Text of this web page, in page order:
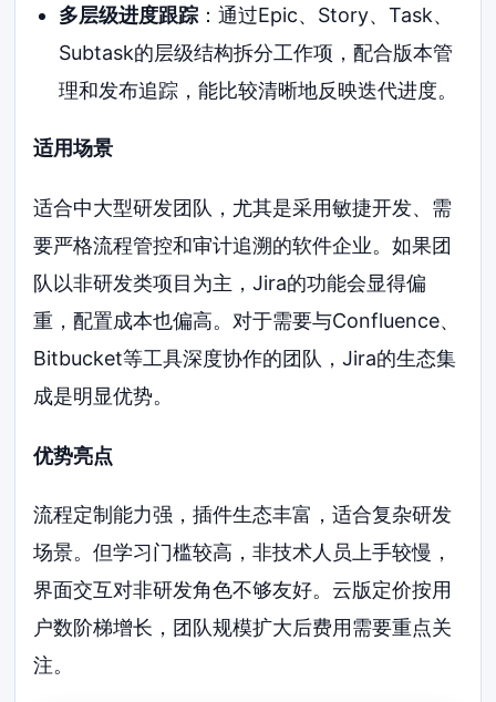
多层级进度跟踪：通过Epic、Story、Task、
Subtask的层级结构拆分工作项，配合版本管
理和发布追踪，能比较清晰地反映迭代进度。
适用场景
适合中大型研发团队，尤其是采用敏捷开发、需
要严格流程管控和审计追溯的软件企业。如果团
队以非研发类项目为主，Jira的功能会显得偏
重，配置成本也偏高。对于需要与Confluence、
Bitbucket等工具深度协作的团队，Jira的生态集
成是明显优势。
优势亮点
流程定制能力强，插件生态丰富，适合复杂研发
场景。但学习门槛较高，非技术人员上手较慢，
界面交互对非研发角色不够友好。云版定价按用
户数阶梯增长，团队规模扩大后费用需要重点关
注。